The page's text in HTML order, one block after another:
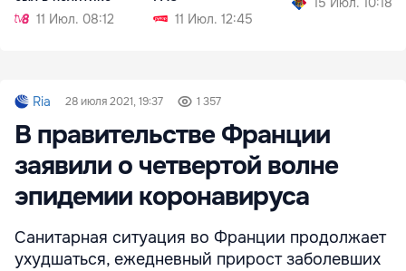
11 Июл. 08:12
11 Июл. 12:45
Ria 28 июля 2021, 19:37 1 357
В правительстве Франции
заявили о четвертой волне
эпидемии коронавируса
Санитарная ситуация во Франции продолжает
ухудшаться, ежедневный прирост заболевших